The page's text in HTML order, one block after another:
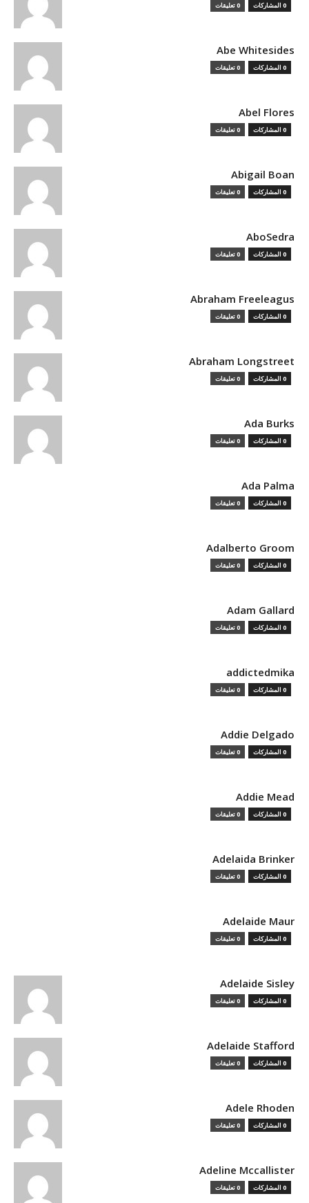
0 المشاركات 0 تعليقات
Abe Whitesides
0 المشاركات 0 تعليقات
Abel Flores
0 المشاركات 0 تعليقات
Abigail Boan
0 المشاركات 0 تعليقات
AboSedra
0 المشاركات 0 تعليقات
Abraham Freeleagus
0 المشاركات 0 تعليقات
Abraham Longstreet
0 المشاركات 0 تعليقات
Ada Burks
0 المشاركات 0 تعليقات
Ada Palma
0 المشاركات 0 تعليقات
Adalberto Groom
0 المشاركات 0 تعليقات
Adam Gallard
0 المشاركات 0 تعليقات
addictedmika
0 المشاركات 0 تعليقات
Addie Delgado
0 المشاركات 0 تعليقات
Addie Mead
0 المشاركات 0 تعليقات
Adelaida Brinker
0 المشاركات 0 تعليقات
Adelaide Maur
0 المشاركات 0 تعليقات
Adelaide Sisley
0 المشاركات 0 تعليقات
Adelaide Stafford
0 المشاركات 0 تعليقات
Adele Rhoden
0 المشاركات 0 تعليقات
Adeline Mccallister
0 المشاركات 0 تعليقات